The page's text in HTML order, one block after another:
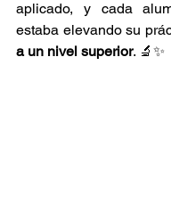
aplicado, y cada
a un nivel superior. 🔬✨